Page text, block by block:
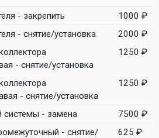
- закрепить
1000 ₽
- снятие/установка
2000 ₽
- снятие/установка
1250 ₽
- снятие/установка
1250 ₽
системы - замена
7500 ₽
- снятие/
625 ₽